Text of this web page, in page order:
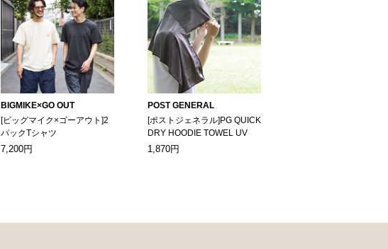
BIGMIKE×GO OUT
[ビッグマイク×ゴーアウト]2
パックTシャツ
7,200円
POST GENERAL
[ポストジェネラル]PG QUICK
DRY HOODIE TOWEL UV
1,870円